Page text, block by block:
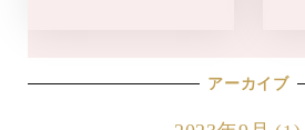
アーカイブ